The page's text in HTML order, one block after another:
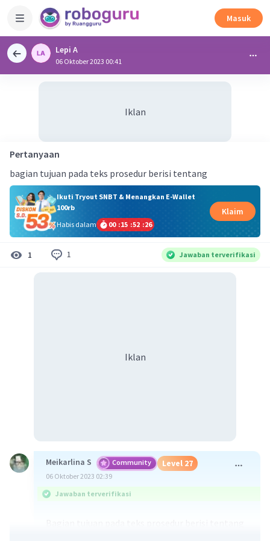
Masuk
Lepi A
06 Oktober 2023 00:41
Iklan
Pertanyaan
bagian tujuan pada teks prosedur berisi tentang
Ikuti Tryout SNBT & Menangkan E-Wallet
100rb
Habis dalam
00 :15 :52 :25
Klaim
1 1 Jawaban terverifikasi
Iklan
Meikarlina S Community Level 27
06 Oktober 2023 02:39
Jawaban terverifikasi